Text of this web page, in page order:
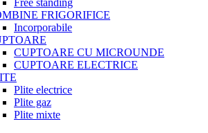
Free standing
FRIGORIFICE
Incorporabile
CUPTOARE CU MICROUNDE
CUPTOARE ELECTRICE
Plite electrice
Plite gaz
Plite mixte